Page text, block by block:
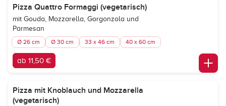
Pizza Quattro Formaggi (vegetarisch)
mit Gouda, Mozzarella, Gorgonzola und
Parmesan
Ø 26 cm Ø 30 cm 33 x 46 cm 40 x 60 cm
ab 11,50 €
Pizza mit Knoblauch und Mozzarella
(vegetarisch)